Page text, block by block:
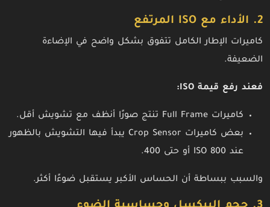
2. الأداء مع ISO المرتفع
كاميرات الإطار الكامل تتفوق بشكل واضح في الإضاءة
الضعيفة.
فعند رفع قيمة ISO:
كاميرات Full Frame تنتج صورًا أنظف مع تشويش أقل.
بعض كاميرات Crop Sensor يبدأ فيها التشويش بالظهور
عند ISO 800 أو حتى 400.
والسبب ببساطة أن الحساس الأكبر يستقبل ضوءًا أكثر.